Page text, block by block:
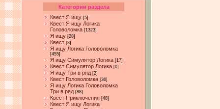
Категории раздела
Квест Я ищу [5]
Квест Я ищу Логика
Головоломка [1323]
Я ищу [28]
Квест [3]
Я ищу Логика Головоломка
[455]
Я ищу Симулятор Логика [17]
Квест Симулятор Логика [0]
Я ищу Три в ряд [2]
Квест Головоломка [36]
Я ищу Логика Головоломка
Три в ряд [88]
Квест Приключения [48]
Квест Я ищу Логика